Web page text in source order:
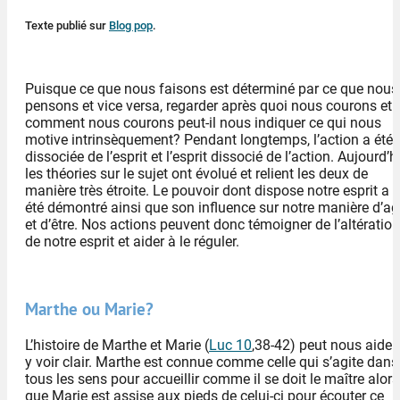
Texte publié sur Blog pop.
Puisque ce que nous faisons est déterminé par ce que nous
pensons et vice versa, regarder après quoi nous courons et
comment nous courons peut-il nous indiquer ce qui nous
motive intrinsèquement? Pendant longtemps, l’action a été
dissociée de l’esprit et l’esprit dissocié de l’action.
les théories sur le sujet ont évolué et relient les deux de
manière très étroite. Le pouvoir dont dispose notre esprit a
été démontré ainsi que son influence sur notre manière
et d’être. Nos actions peuvent donc témoigner de l’altération
de notre esprit et aider à le réguler.
Marthe ou Marie?
L’histoire de Marthe et Marie (Luc 10,38-42) peut nous aider
y voir clair. Marthe est connue comme celle qui s’agite dans
tous les sens pour accueillir comme il se doit le maître alors
que Marie est assise aux pieds de celui-ci pour écouter ce